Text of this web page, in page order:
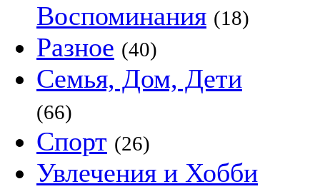
Воспоминания (18)
Разное (40)
Семья, Дом, Дети
(66)
Спорт (26)
Увлечения и Хобби